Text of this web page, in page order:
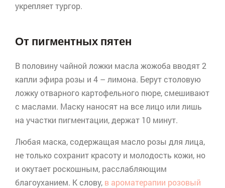
укрепляет тургор.
От пигментных пятен
В половину чайной ложки масла жожоба вводят 2
капли эфира розы и 4 – лимона. Берут столовую
ложку отварного картофельного пюре, смешивают
с маслами. Маску наносят на все лицо или лишь
на участки пигментации, держат 10 минут.
Любая маска, содержащая масло розы для лица,
не только сохранит красоту и молодость кожи, но
и окутает роскошным, расслабляющим
благоуханием. К слову, в ароматерапии розовый